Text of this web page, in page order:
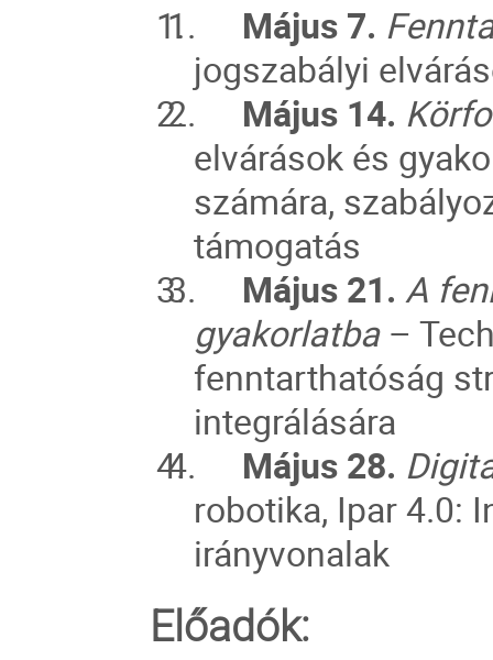
1. Május 7.
jogszabályi
2.
Május 14.
elvárások és
számára,
támogatás
3.
Május 21. A
gyakorlatba –
fenntarthatóság
integrálására
4.
Május 28.
robotika, Ipar 4.0:
irányvonalak
Előadók: